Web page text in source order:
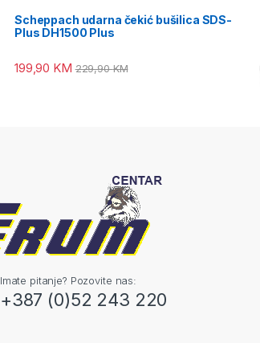
Scheppach udarna čekić bušilica SDS-
Plus DH1500 Plus
199,90 KM 229,90KM
Imate pitanje? Pozovite nas:
+387 (0)52 243 220